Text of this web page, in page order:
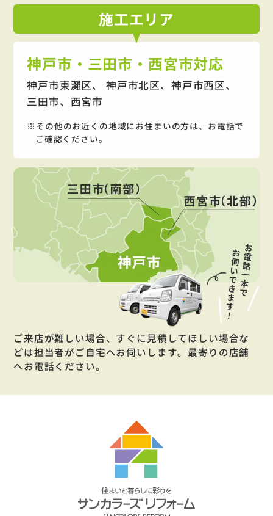
施工エリア
神戸市・三田市・西宮市対応
神戸市東灘区、 神戸市北区、神戸市西区、
三田市、西宮市
その他のお近くの地域にお住まいの方は、お電話で
ご確認ください。
ご来店が難しい場合、すぐに見積してほしい場合な
どは担当者がご自宅へお伺いします。最寄りの店舗
へお電話ください。